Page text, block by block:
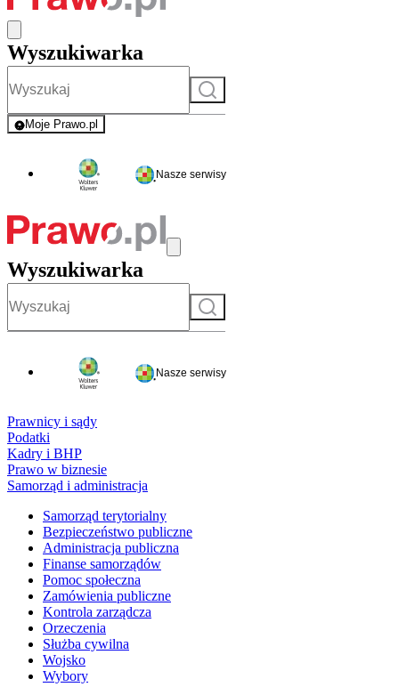
Wyszukiwarka
Szukaj
Moje Prawo.pl
- rejestracja i logowanie do serwisu
Nasze serwisy
Wyszukiwarka
Szukaj
Nasze serwisy
Prawnicy i sądy
Podatki
Kadry i BHP
Prawo w biznesie
Samorząd i administracja
Samorząd terytorialny
Bezpieczeństwo publiczne
Administracja publiczna
Finanse samorządów
Pomoc społeczna
Zamówienia publiczne
Kontrola zarządcza
Orzeczenia
Służba cywilna
Wojsko
Wybory